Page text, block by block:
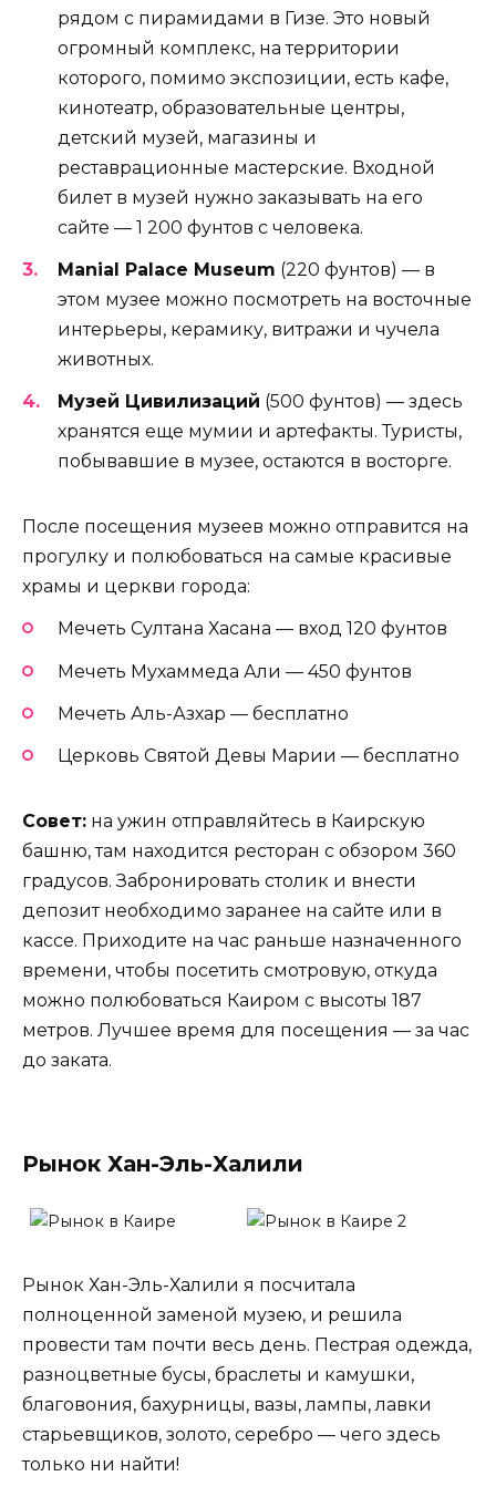
рядом с пирамидами в Гизе. Это новый
огромный комплекс, на территории
которого, помимо экспозиции, есть кафе,
кинотеатр, образовательные центры,
детский музей, магазины и
реставрационные мастерские. Входной
билет в музей нужно заказывать на его
сайте — 1 200 фунтов с человека.
Мanial Palace Museum (220 фунтов) — в
этом музее можно посмотреть на восточные
интерьеры, керамику, витражи и чучела
животных.
Музей Цивилизаций (500 фунтов) — здесь
хранятся еще мумии и артефакты. Туристы,
побывавшие в музее, остаются в восторге.
После посещения музеев можно отправится на
прогулку и полюбоваться на самые красивые
храмы и церкви города:
Мечеть Султана Хасана — вход 120 фунтов
Мечеть Мухаммеда Али — 450 фунтов
Мечеть Аль-Азхар — бесплатно
Церковь Святой Девы Марии — бесплатно
Совет: на ужин отправляйтесь в Каирскую
башню, там находится ресторан с обзором 360
градусов. Забронировать столик и внести
депозит необходимо заранее на сайте или в
кассе. Приходите на час раньше назначенного
времени, чтобы посетить смотровую, откуда
можно полюбоваться Каиром с высоты 187
метров. Лучшее время для посещения — за час
до заката.
Рынок Хан-Эль-Халили
Рынок Хан-Эль-Халили я посчитала
полноценной заменой музею, и решила
провести там почти весь день. Пестрая одежда,
разноцветные бусы, браслеты и камушки,
благовония, бахурницы, вазы, лампы, лавки
старьевщиков, золото, серебро — чего здесь
только ни найти!